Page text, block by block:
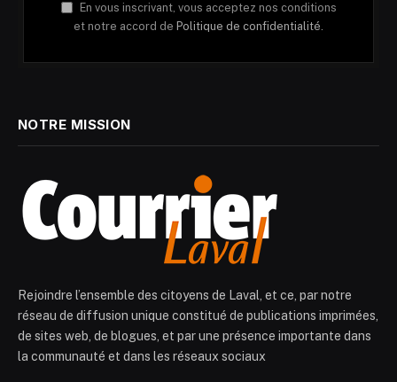
En vous inscrivant, vous acceptez nos conditions
et notre accord de Politique de confidentialité.
NOTRE MISSION
Rejoindre l’ensemble des citoyens de Laval, et ce, par notre
réseau de diffusion unique constitué de publications imprimées,
de sites web, de blogues, et par une présence importante dans
la communauté et dans les réseaux sociaux